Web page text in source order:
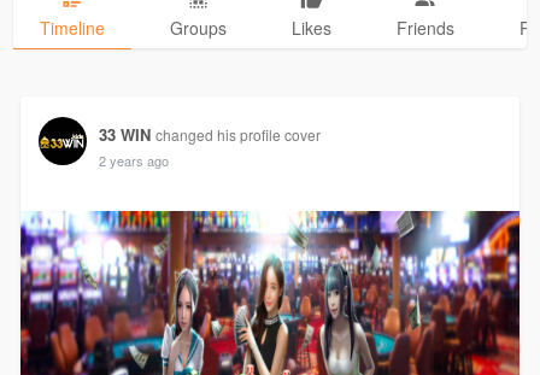
Timeline Groups Likes Friends
33 WIN changed his profile cover
2 years ago